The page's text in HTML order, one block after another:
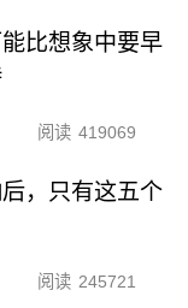
比想象中要早
阅读 419069
，只有这五个
阅读 245721